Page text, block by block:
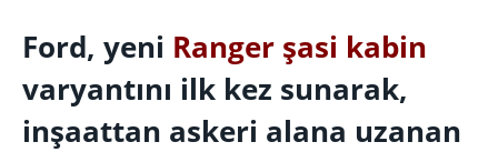
Ford, yeni Ranger şasi kabin
varyantını ilk kez sunarak,
inşaattan askeri alana uzanan